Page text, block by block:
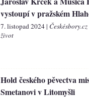
vystoupí v pražském
7. listopad 2024 |
život
Hold českého pěvectva
Smetanovi v Litomyšli